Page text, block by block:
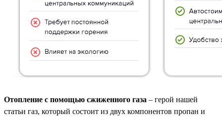
Отопление с помощью сжиженного газа – герой нашей
статьи газ, который состоит из двух компонентов пропан и